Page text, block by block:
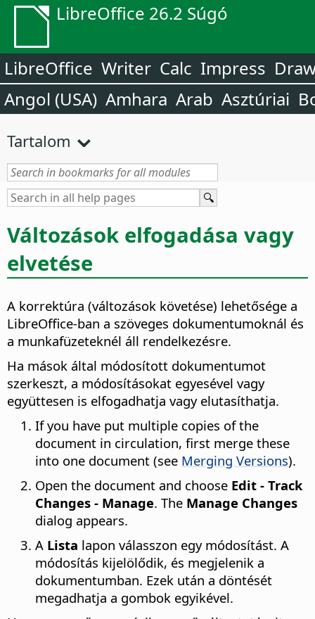
LibreOffice 26.2 Súgó
LibreOffice Writer Calc Impress
Angol (USA) Amhara Arab Asztúriai
Tartalom
Változások elfogadása vagy
elvetése
A korrektúra (változások követése) lehetősége a
LibreOffice-ban a szöveges dokumentumoknál és
a munkafüzeteknél áll rendelkezésre.
Ha mások által módosított dokumentumot
szerkeszt, a módosításokat egyesével vagy
együttesen is elfogadhatja vagy elutasíthatja.
If you have put multiple copies of the
document in circulation, first merge these
into one document (see Merging Versions).
Open the document and choose Edit - Track
Changes - Manage. The Manage Changes
dialog appears.
A Lista lapon válasszon egy módosítást. A
módosítás kijelölődik, és megjelenik a
dokumentumban. Ezek után a döntését
megadhatja a gombok egyikével.